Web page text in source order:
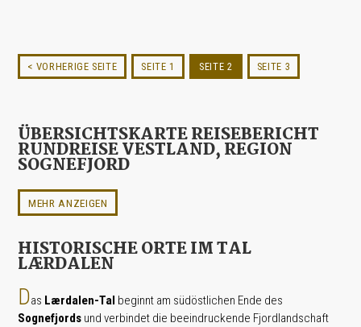
< VORHERIGE SEITE SEITE 1 SEITE 2 SEITE 3
ÜBERSICHTSKARTE REISEBERICHT
RUNDREISE VESTLAND, REGION
SOGNEFJORD
MEHR ANZEIGEN
HISTORISCHE ORTE IM TAL
LÆRDALEN
Das Lærdalen-Tal beginnt am südöstlichen Ende des
Sognefjords und verbindet die beeindruckende Fjordlandschaft